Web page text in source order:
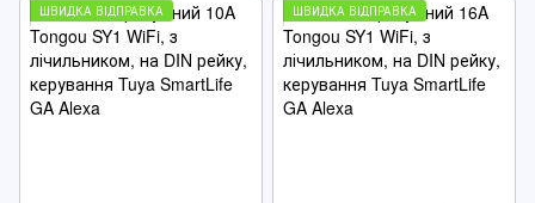
ШВИДКА ВІДПРАВКА ШВИДКА ВІДПРАВКА